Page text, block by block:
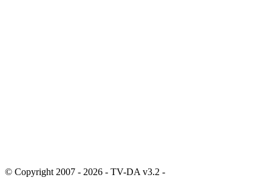
© Copyright 2007 - 2026 - TV-DA v3.2 -